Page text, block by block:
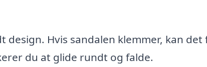
Hvis sandalen klemmer, kan det
du at glide rundt og falde.